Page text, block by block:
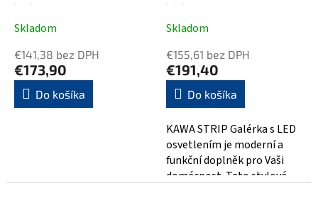
biela
Skladom
€141,38 bez DPH
€173,90
Do košíka
biela
Skladom
€155,61 bez DPH
€191,40
Do košíka
KAWA STRIP Galérka s LED
osvetlením je moderní a
funkční doplněk pro Vaši
domácnost. Tato stylová,